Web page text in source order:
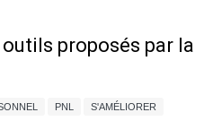
proposés par la
PNL
S'AMÉLIORER